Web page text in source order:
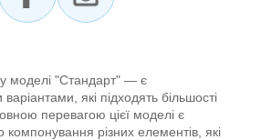
моделі "Стандарт" — є
які підходять більшості
перевагою цієї моделі є
компонування різних елементів, які